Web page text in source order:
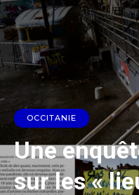
OCCITANIE
Une
sur les «